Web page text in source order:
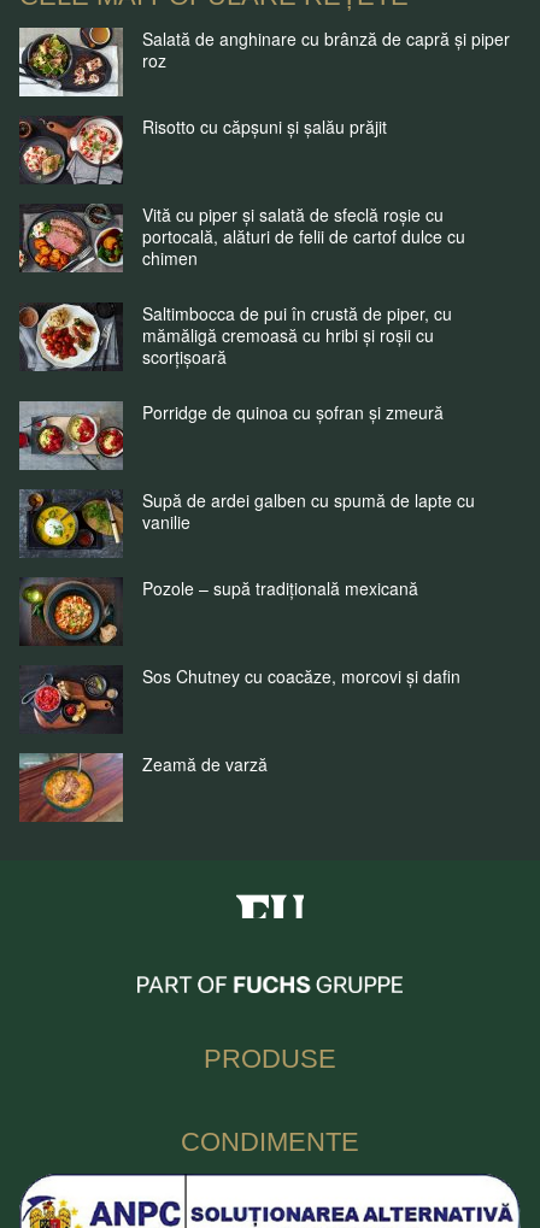
Salată de anghinare cu brânză de capră și piper
roz
Risotto cu căpșuni și șalău prăjit
Vită cu piper și salată de sfeclă roșie cu
portocală, alături de felii de cartof dulce cu
chimen
Saltimbocca de pui în crustă de piper, cu
mămăligă cremoasă cu hribi și roșii cu
scorțișoară
Porridge de quinoa cu șofran și zmeură
Supă de ardei galben cu spumă de lapte cu
vanilie
Pozole – supă tradițională mexicană
Sos Chutney cu coacăze, morcovi și dafin
Zeamă de varză
PRODUSE
CONDIMENTE